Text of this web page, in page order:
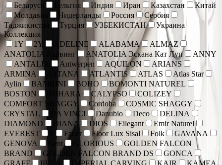
Беларусь
Бельгия Индия Иран Казахстан
Китай
Молдавия
Нидерланды Россия
Сербия
Таджикистан
Турция УЗБЕКИСТАН
Украина
Коллекция
1Y
2Y ADELINE ALABAMA
ALMAZ
ANATOLIA Карвинг
ANATOLIA Эскана Кат Луп
ANNY
ANTALIA
Antwerpen AQUILON
ARIANS
ARMINA
ASTANA ATLANTIS ATLAS
Atlas Star
Aylin
BAMBINI BOHO
BOMONTI NATUREL
BOSTON
BUHARA CALYPSO
COLIZEY
COMFORT SHAGGY
Cordoba
COSMIC SHAGGY
CRYSTAL
DA VINCI Danubio Deco
DELINA
DIAMOND
DIANA DIOS Eilegant
Emir Naturel
EVEREST
Faber Floor Lux Sisal Folk
GAVANA
GENOVA
Gent GLORIOUS
GOLDEN FALCON
BRAND
GOLDEN FALCON BRAND DS
GONCA
GRAFF
IBIZA IMPERIAL CARVING KAIR
KAMEA